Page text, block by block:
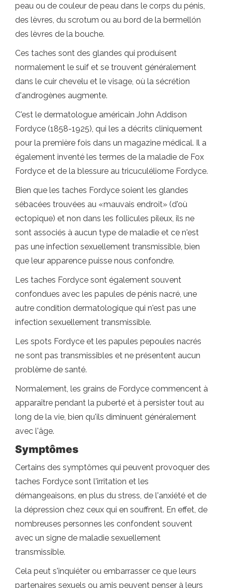
peau ou de couleur de peau dans le corps du pénis,
des lèvres, du scrotum ou au bord de la bermellón
des lèvres de la bouche.
Ces taches sont des glandes qui produisent
normalement le suif et se trouvent généralement
dans le cuir chevelu et le visage, où la sécrétion
d'androgènes augmente.
C'est le dermatologue américain John Addison
Fordyce (1858-1925), qui les a décrits cliniquement
pour la première fois dans un magazine médical. Il a
également inventé les termes de la maladie de Fox
Fordyce et de la blessure au tricuculéliome Fordyce.
Bien que les taches Fordyce soient les glandes
sébacées trouvées au «mauvais endroit» (d'où
ectopique) et non dans les follicules pileux, ils ne
sont associés à aucun type de maladie et ce n'est
pas une infection sexuellement transmissible, bien
que leur apparence puisse nous confondre.
Les taches Fordyce sont également souvent
confondues avec les papules de pénis nacré, une
autre condition dermatologique qui n'est pas une
infection sexuellement transmissible.
Les spots Fordyce et les papules pepoules nacrés
ne sont pas transmissibles et ne présentent aucun
problème de santé.
Normalement, les grains de Fordyce commencent à
apparaître pendant la puberté et à persister tout au
long de la vie, bien qu'ils diminuent généralement
avec l'âge.
Symptômes
Certains des symptômes qui peuvent provoquer des
taches Fordyce sont l'irritation et les
démangeaisons, en plus du stress, de l'anxiété et de
la dépression chez ceux qui en souffrent. En effet, de
nombreuses personnes les confondent souvent
avec un signe de maladie sexuellement
transmissible.
Cela peut s'inquiéter ou embarrasser ce que leurs
partenaires sexuels ou amis peuvent penser à leurs